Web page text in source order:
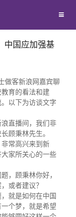
中国应加强基
做客新浪网嘉宾聊
育的看法和建
以下为访谈文字
直播间，我们非
顾秉林先生。
常高兴来到新
家所关心的一些
，顾秉林你好，
或者建议？
就是如何在中国
个梦，就是希望